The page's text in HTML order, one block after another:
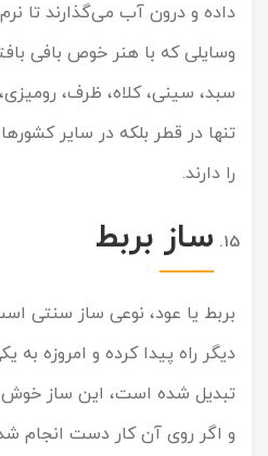
داده و درون آب می‌گذارند تا
وسایلی که با هنر خوص بافی
سبد، سینی، کلاه، ظرف،
تنها در قطر بلکه در سایر
را دارند.
ساز بربط
بربط یا عود، نوعی ساز سنتی
دیگر راه پیدا کرده و امروزه
تبدیل شده است، این ساز خوش
و اگر روی آن کار دست انجام